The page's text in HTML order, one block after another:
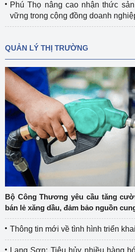
Phú Thọ nâng cao nhận thức
vững trong cộng đồng doanh
QUẢN LÝ THỊ TRƯỜNG
Bộ Công Thương yêu cầu tăng
bán lẻ xăng dầu, đảm bảo nguồn
Thông tin mới về tình hình triển